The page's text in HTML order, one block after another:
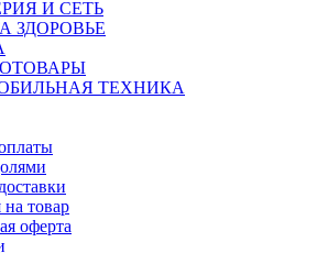
И СЕТЬ
ЗДОРОВЬЕ
ТЕХНИКА
на товар
оферта